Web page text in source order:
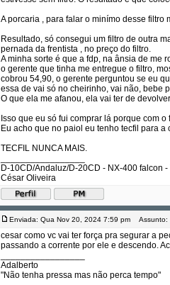
A porcaria , para falar o minímo desse
Resultado, só consegui um filtro de outra
pernada da frentista , no preço do filtro.
A minha sorte é que a fdp, na ânsia de me
o gerente que tinha me entregue o filtro,
cobrou 54,90, o gerente perguntou se eu
essa de vai só no cheirinho, vai não, bebe
O que ela me afanou, ela vai ter de
Isso que eu só fui comprar lá porque com
Eu acho que no paiol eu tenho tecfil para
TECFIL NUNCA MAIS.
D-10CD/Andaluz/D-20CD - NX-400 falcon
César Oliveira
Enviada: Qua Nov 20, 2024 7:59 pm Assunto:
cesar como vc vai ter força pra segurar a
passando a corrente por ele e descendo.
Adalberto
"Não tenha pressa mas não perca tempo"